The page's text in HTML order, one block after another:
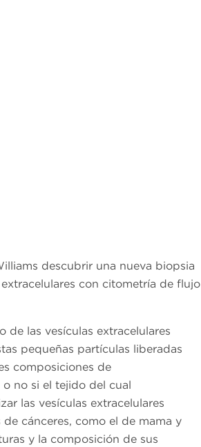
descubrir una nueva biopsia
con citometría de flujo
las vesículas extracelulares
pequeñas partículas liberadas
composiciones de
no si el tejido del cual
las vesículas extracelulares
cánceres, como el de mama y
y la composición de sus